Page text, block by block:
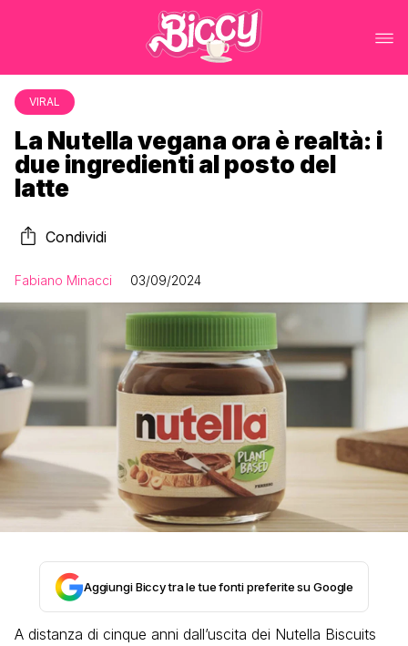
VIRAL
La Nutella vegana ora è realtà: i
due ingredienti al posto del
latte
Condividi
Fabiano Minacci 03/09/2024
Aggiungi Biccy tra le tue fonti preferite su Google
A distanza di cinque anni dall’uscita dei Nutella Biscuits